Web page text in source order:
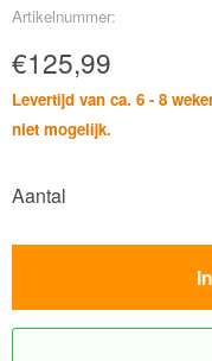
Artikelnummer:
€125,99
Levertijd van ca. 6 - 8
niet mogelijk.
Aantal